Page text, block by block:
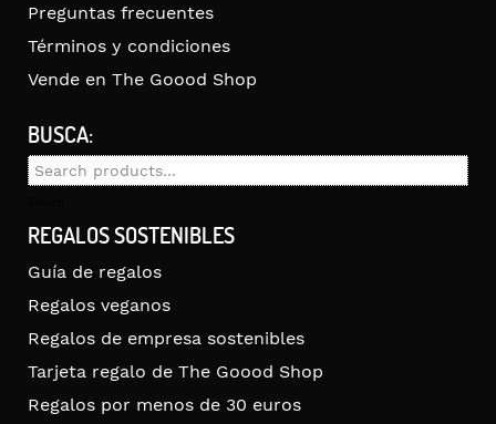
Preguntas frecuentes
Términos y condiciones
Vende en The Goood Shop
BUSCA:
Search
REGALOS SOSTENIBLES
Guía de regalos
Regalos veganos
Regalos de empresa sostenibles
Tarjeta regalo de The Goood Shop
Regalos por menos de 30 euros